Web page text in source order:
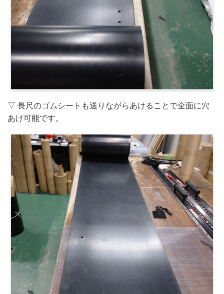
▽ 長尺のゴムシートも送りながらあけることで全面に穴
あけ可能です。